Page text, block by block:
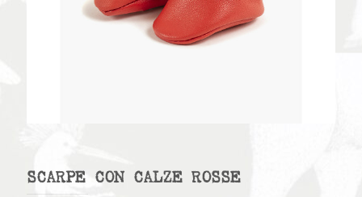
SCARPE CON CALZE ROSSE